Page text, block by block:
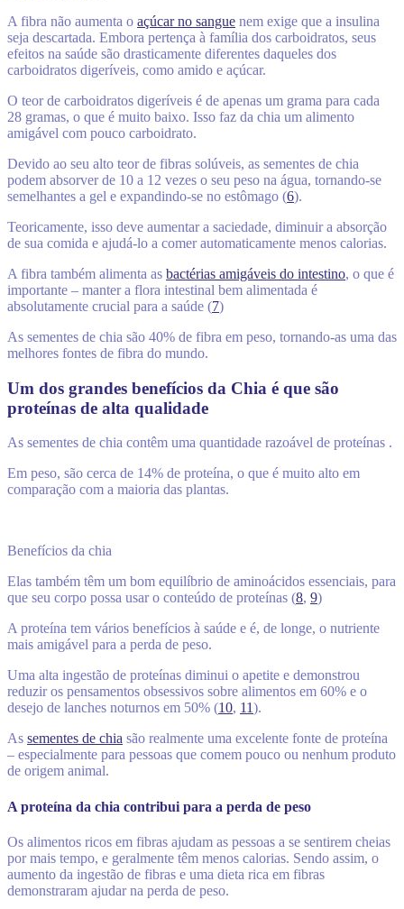
A fibra não aumenta o açúcar no sangue nem exige que a insulina
seja descartada. Embora pertença à família dos carboidratos, seus
efeitos na saúde são drasticamente diferentes daqueles dos
carboidratos digeríveis, como amido e açúcar.
O teor de carboidratos digeríveis é de apenas um grama para cada
28 gramas, o que é muito baixo. Isso faz da chia um alimento
amigável com pouco carboidrato.
Devido ao seu alto teor de fibras solúveis, as sementes de chia
podem absorver de 10 a 12 vezes o seu peso na água, tornando-se
semelhantes a gel e expandindo-se no estômago (6).
Teoricamente, isso deve aumentar a saciedade, diminuir a absorção
de sua comida e ajudá-lo a comer automaticamente menos calorias.
A fibra também alimenta as bactérias amigáveis ​​do intestino, o que é
importante – manter a flora intestinal bem alimentada é
absolutamente crucial para a saúde (7)
As sementes de chia são 40% de fibra em peso, tornando-as uma das
melhores fontes de fibra do mundo.
Um dos grandes benefícios da Chia é que são
proteínas de alta qualidade
As sementes de chia contêm uma quantidade razoável de proteínas .
Em peso, são cerca de 14% de proteína, o que é muito alto em
comparação com a maioria das plantas.
Benefícios da chia
Elas também têm um bom equilíbrio de aminoácidos essenciais, para
que seu corpo possa usar o conteúdo de proteínas (8, 9)
A proteína tem vários benefícios à saúde e é, de longe, o nutriente
mais amigável para a perda de peso.
Uma alta ingestão de proteínas diminui o apetite e demonstrou
reduzir os pensamentos obsessivos sobre alimentos em 60% e o
desejo de lanches noturnos em 50% (10, 11).
As sementes de chia são realmente uma excelente fonte de proteína
– especialmente para pessoas que comem pouco ou nenhum produto
de origem animal.
A proteína da chia contribui para a perda de peso
Os alimentos ricos em fibras ajudam as pessoas a se sentirem cheias
por mais tempo, e geralmente têm menos calorias. Sendo assim, o
aumento da ingestão de fibras e uma dieta rica em fibras
demonstraram ajudar na perda de peso.